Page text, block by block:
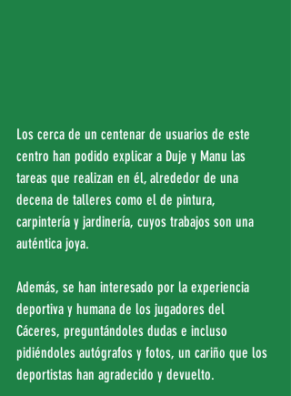
Los cerca de un centenar de usuarios de este
centro han podido explicar a Duje y Manu las
tareas que realizan en él, alrededor de una
decena de talleres como el de pintura,
carpintería y jardinería, cuyos trabajos son una
auténtica joya.
Además, se han interesado por la experiencia
deportiva y humana de los jugadores del
Cáceres, preguntándoles dudas e incluso
pidiéndoles autógrafos y fotos, un cariño que los
deportistas han agradecido y devuelto.